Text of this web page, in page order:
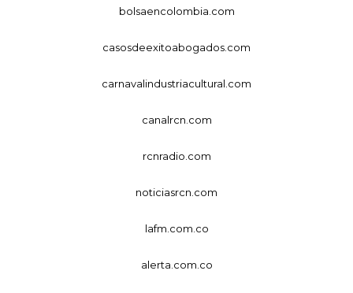
bolsaencolombia.com
casosdeexitoabogados.com
carnavalindustriacultural.com
canalrcn.com
rcnradio.com
noticiasrcn.com
lafm.com.co
alerta.com.co